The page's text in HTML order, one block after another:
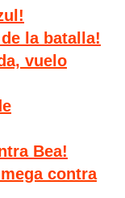
la batalla!
vuelo
Bea!
contra